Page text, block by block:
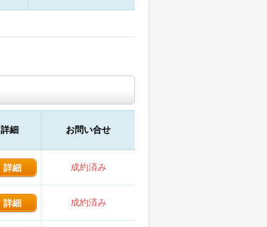
詳細 お問い合せ
詳細 成約済み
詳細 成約済み